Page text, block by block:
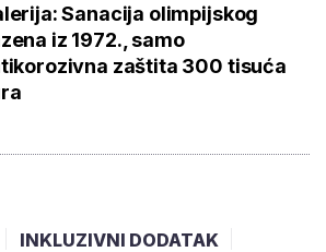
Sanacija olimpijskog
iz 1972., samo
zaštita 300 tisuća
INKLUZIVNI DODATAK